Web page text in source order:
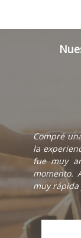
Compré
la
fue muy
momento.
muy rápida